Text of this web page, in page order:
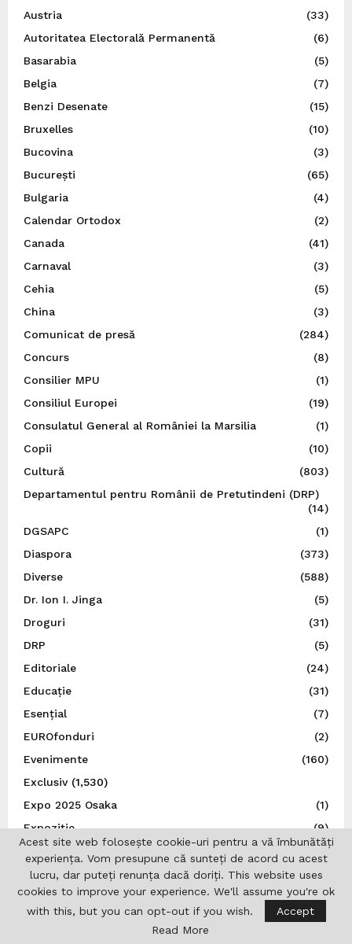
Austria
(33)
Autoritatea Electorală Permanentă
(6)
Basarabia
(5)
Belgia
(7)
Benzi Desenate
(15)
Bruxelles
(10)
Bucovina
(3)
București
(65)
Bulgaria
(4)
Calendar Ortodox
(2)
Canada
(41)
Carnaval
(3)
Cehia
(5)
China
(3)
Comunicat de presă
(284)
Concurs
(8)
Consilier MPU
(1)
Consiliul Europei
(19)
Consulatul General al României la Marsilia
(1)
Copii
(10)
Cultură
(803)
Departamentul pentru Românii de Pretutindeni (DRP)
(14)
DGSAPC
(1)
Diaspora
(373)
Diverse
(588)
Dr. Ion I. Jinga
(5)
Droguri
(31)
DRP
(5)
Editoriale
(24)
Educație
(31)
Esențial
(7)
EUROfonduri
(2)
Evenimente
(160)
Exclusiv(1,530)
Expo 2025 Osaka
(1)
Expoziție
(9)
FADERE
(1)
Federația Felină Felis România
(1)
Festival
(17)
Acest site web folosește cookie-uri pentru a vă îmbunătăți
experiența. Vom presupune că sunteți de acord cu acest
lucru, dar puteți renunța dacă doriți. This website uses
cookies to improve your experience. We'll assume you're ok
with this, but you can opt-out if you wish.
Accept
Read More